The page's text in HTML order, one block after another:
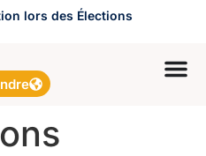
lors des Élections